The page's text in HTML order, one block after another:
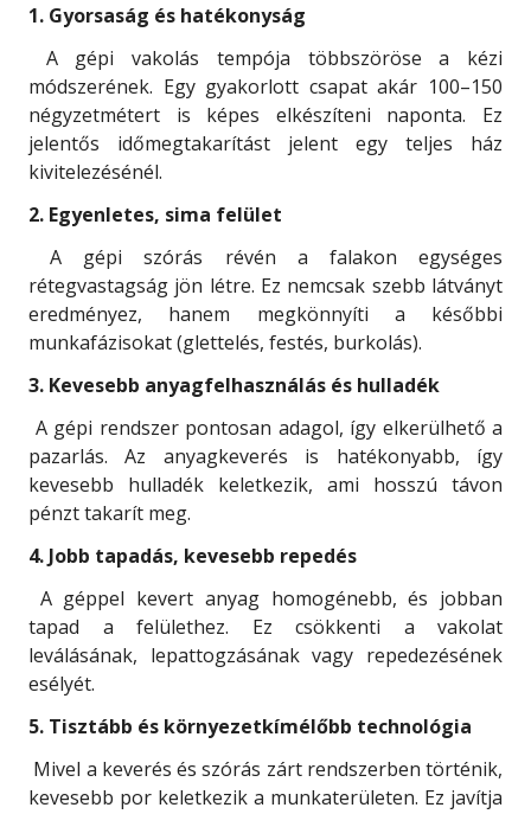
1. Gyorsaság és hatékonyság
A gépi vakolás tempója többszöröse a kézi
módszerének. Egy gyakorlott csapat akár 100–150
négyzetmétert is képes elkészíteni naponta. Ez
jelentős időmegtakarítást jelent egy teljes ház
kivitelezésénél.
2. Egyenletes, sima felület
A gépi szórás révén a falakon egységes
rétegvastagság jön létre. Ez nemcsak szebb látványt
eredményez, hanem megkönnyíti a későbbi
munkafázisokat (glettelés, festés, burkolás).
3. Kevesebb anyagfelhasználás és hulladék
A gépi rendszer pontosan adagol, így elkerülhető a
pazarlás. Az anyagkeverés is hatékonyabb, így
kevesebb hulladék keletkezik, ami hosszú távon
pénzt takarít meg.
4. Jobb tapadás, kevesebb repedés
A géppel kevert anyag homogénebb, és jobban
tapad a felülethez. Ez csökkenti a vakolat
leválásának, lepattogzásának vagy repedezésének
esélyét.
5. Tisztább és környezetkímélőbb technológia
Mivel a keverés és szórás zárt rendszerben történik,
kevesebb por keletkezik a munkaterületen. Ez javítja